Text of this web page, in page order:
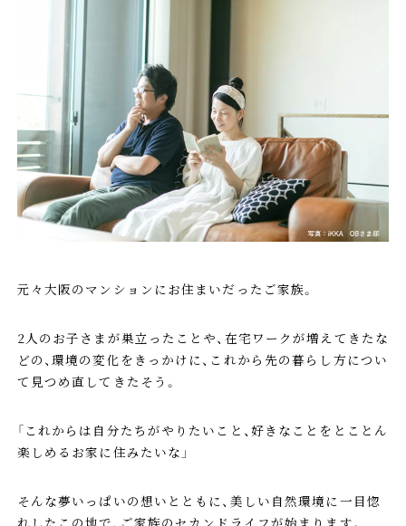
元々大阪のマンションにお住まいだったご家族。
2人のお子さまが巣立ったことや、在宅ワークが増えてきたな
どの、環境の変化をきっかけに、これから先の暮らし方につい
て見つめ直してきたそう。
「これからは自分たちがやりたいこと、好きなことをとことん
楽しめるお家に住みたいな」
そんな夢いっぱいの想いとともに、美しい自然環境に一目惚